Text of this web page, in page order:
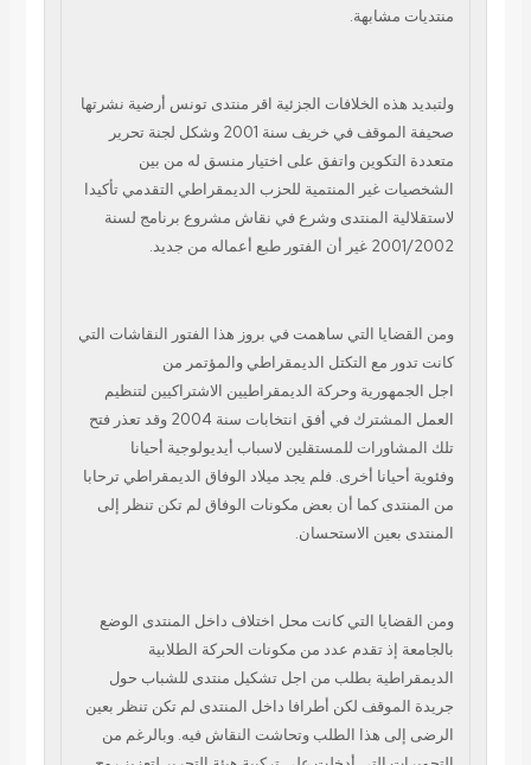
منتديات مشابهة.
ولتبديد هذه الخلافات الجزئية اقر منتدى تونس أرضية نشرتها
صحيفة الموقف في خريف سنة 2001
وشكل لجنة تحرير
متعددة التكوين واتفق على اختيار منسق له من بين
الشخصيات غير المنتمية للحزب الديمقراطي التقدمي تأكيدا
لاستقلالية المنتدى وشرع في نقاش مشروع برنامج لسنة
2001/2002 غير أن الفتور طبع أعماله من جديد.
ومن القضايا التي ساهمت في بروز هذا الفتور النقاشات التي
كانت تدور مع التكتل الديمقراطي والمؤتمر من
اجل الجمهورية وحركة الديمقراطيين الاشتراكيين لتنظيم
العمل المشترك في أفق انتخابات
سنة 2004 وقد تعذر فتح
تلك المشاورات للمستقلين لاسباب أيديولوجية أحيانا
وفئوية أحيانا أخرى. فلم يجد ميلاد الوفاق الديمقراطي ترحابا
من المنتدى كما أن بعض مكونات الوفاق لم تكن تنظر إلى
المنتدى بعين الاستحسان.
ومن القضايا التي كانت محل اختلاف داخل المنتدى الوضع
بالجامعة إذ تقدم عدد من مكونات الحركة الطلابية
الديمقراطية بطلب من اجل تشكيل منتدى للشباب حول
جريدة الموقف لكن أطرافا داخل المنتدى لم تكن تنظر بعين
الرضى إلى هذا الطلب وتحاشت النقاش فيه. وبالرغم من